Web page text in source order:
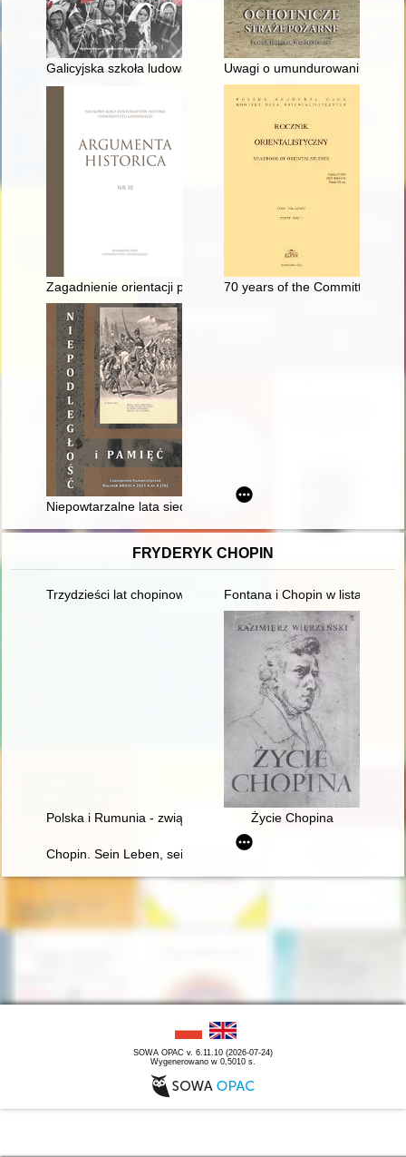
Galicyjska szkoła ludowa i szkoła powszechna II
Uwagi o umundurowaniu
Zagadnienie orientacji politycznej Romana Dmowskiego w
70 years of the Committee of
Niepowtarzalne lata siedemdziesiąte
FRYDERYK CHOPIN
Trzydzieści lat chopinowskich festiwali w Antoninie
Fontana i Chopin w listach
Polska i Rumunia - związki historyczne i kulturowe -
Życie Chopina
Chopin. Sein Leben, sein Werk, seine Zeit
SOWA OPAC v. 6.11.10 (2026-07-24)
Wygenerowano w 0,5010 s.